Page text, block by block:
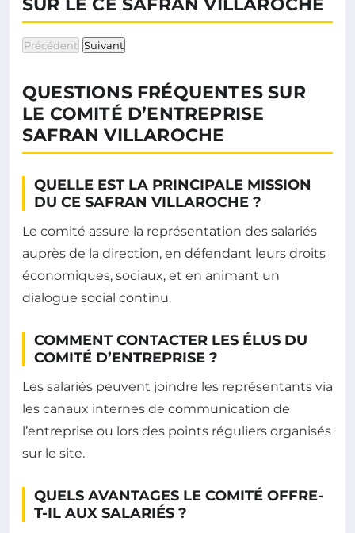
Précédent Suivant
QUESTIONS FRÉQUENTES SUR
LE COMITÉ D’ENTREPRISE
SAFRAN VILLAROCHE
QUELLE EST LA PRINCIPALE MISSION
DU CE SAFRAN VILLAROCHE ?
Le comité assure la représentation des salariés
auprès de la direction, en défendant leurs droits
économiques, sociaux, et en animant un
dialogue social continu.
COMMENT CONTACTER LES ÉLUS DU
COMITÉ D’ENTREPRISE ?
Les salariés peuvent joindre les représentants via
les canaux internes de communication de
l’entreprise ou lors des points réguliers organisés
sur le site.
QUELS AVANTAGES LE COMITÉ OFFRE-
T-IL AUX SALARIÉS ?